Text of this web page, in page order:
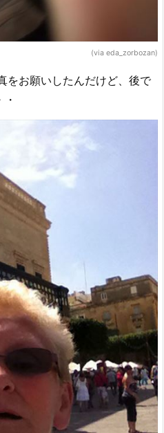
(via eda_zorbozan)
をお願いしたんだけど、後で